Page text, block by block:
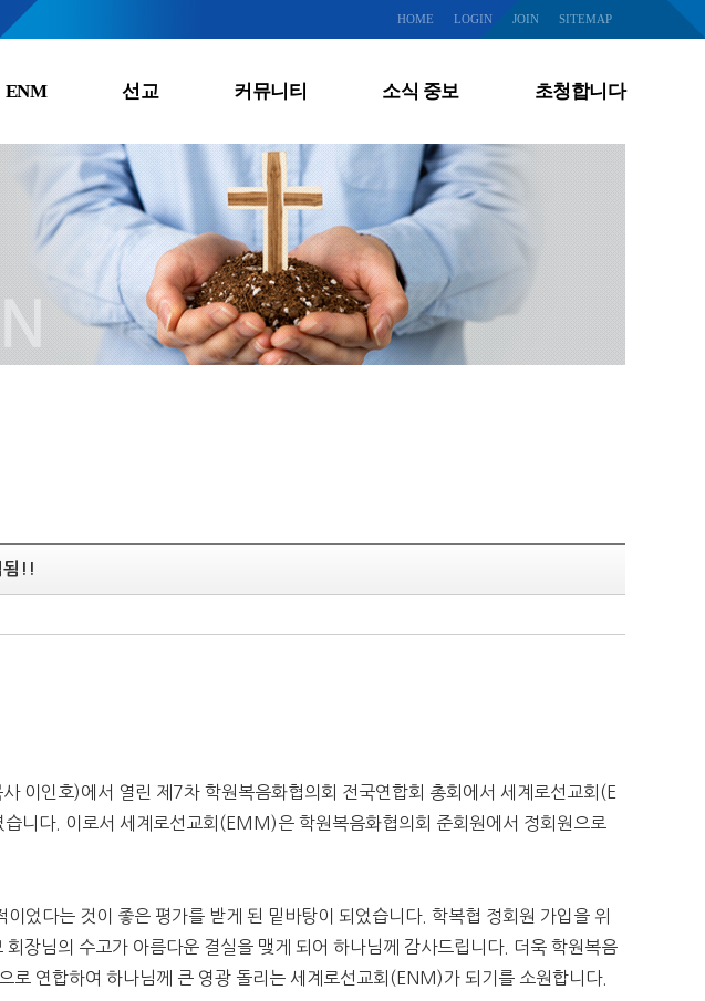
HOME LOGIN JOIN SITEMAP
ENM 선교 커뮤니티 소식 중보 초청합니다
됨!!
사 이인호)에서 열린 제 7차 학원복음화협의회 전국연합회 총회에서 세계로선교회 (E
습니다. 이로서 세계로선교회 (EMM)은 학원복음화협의회 준회원에서 정회원으로
었다는 것이 좋은 평가를 받게 된 밑바탕이 되었습니다. 학복협 정회원 가입을 위
회장님의 수고가 아름다운 결실을 맺게 되어 하나님께 감사드립니다.
더욱 학원복음
로 연합하여 하나님께 큰 영광 돌리는 세계로선교회 (ENM)가 되기를 소원합니다.